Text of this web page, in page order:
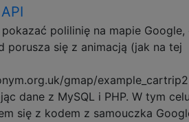
pokazać polilinię na mapie Google,
porusza się z animacją (jak na tej
gmap/
dane z MySQL i PHP. W tym
się z kodem z samouczka